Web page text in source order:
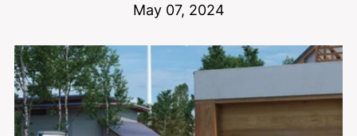
May 07, 2024